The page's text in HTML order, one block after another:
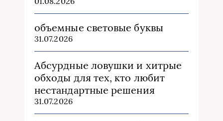
объемные световые буквы
31.07.2026
Абсурдные ловушки и хитрые
обходы для тех, кто любит
нестандартные решения
31.07.2026